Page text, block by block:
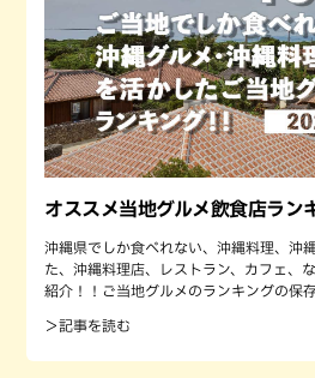
オススメ当地グルメ飲食店ラン
沖縄県でしか食べれない、沖縄料理、沖
た、沖縄料理店、レストラン、カフェ、
紹介！！ご当地グルメのランキングの保存
＞記事を読む